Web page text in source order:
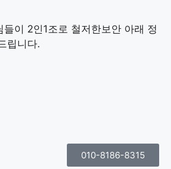
들이 2인1조로 철저한보안 아래 정
립니다.
010-8186-8315